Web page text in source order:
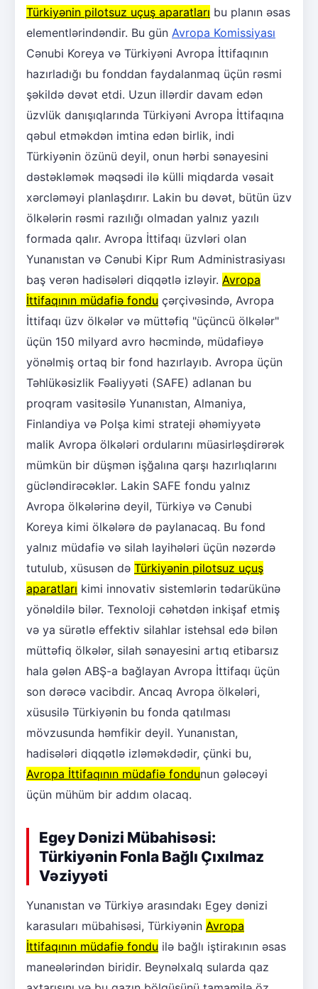
Türkiyənin pilotsuz uçuş aparatları bu planın əsas
elementlərindəndir. Bu gün Avropa Komissiyası
Cənubi Koreya və Türkiyəni Avropa İttifaqının
hazırladığı bu fonddan faydalanmaq üçün rəsmi
şəkildə dəvət etdi. Uzun illərdir davam edən
üzvlük danışıqlarında Türkiyəni Avropa İttifaqına
qəbul etməkdən imtina edən birlik, indi
Türkiyənin özünü deyil, onun hərbi sənayesini
dəstəkləmək məqsədi ilə külli miqdarda vəsait
xərcləməyi planlaşdırır. Lakin bu dəvət, bütün üzv
ölkələrin rəsmi razılığı olmadan yalnız yazılı
formada qalır. Avropa İttifaqı üzvləri olan
Yunanıstan və Cənubi Kipr Rum Administrasiyası
baş verən hadisələri diqqətlə izləyir. Avropa
İttifaqının müdafiə fondu çərçivəsində, Avropa
İttifaqı üzv ölkələr və müttəfiq "üçüncü ölkələr"
üçün 150 milyard avro həcmində, müdafiəyə
yönəlmiş ortaq bir fond hazırlayıb. Avropa üçün
Təhlükəsizlik Fəaliyyəti (SAFE) adlanan bu
proqram vasitəsilə Yunanıstan, Almaniya,
Finlandiya və Polşa kimi strateji əhəmiyyətə
malik Avropa ölkələri ordularını müasirləşdirərək
mümkün bir düşmən işğalına qarşı hazırlıqlarını
gücləndirəcəklər. Lakin SAFE fondu yalnız
Avropa ölkələrinə deyil, Türkiyə və Cənubi
Koreya kimi ölkələrə də paylanacaq. Bu fond
yalnız müdafiə və silah layihələri üçün nəzərdə
tutulub, xüsusən də Türkiyənin pilotsuz uçuş
aparatları kimi innovativ sistemlərin tədarükünə
yönəldilə bilər. Texnoloji cəhətdən inkişaf etmiş
və ya sürətlə effektiv silahlar istehsal edə bilən
müttəfiq ölkələr, silah sənayesini artıq etibarsız
hala gələn ABŞ-a bağlayan Avropa İttifaqı üçün
son dərəcə vacibdir. Ancaq Avropa ölkələri,
xüsusilə Türkiyənin bu fonda qatılması
mövzusunda həmfikir deyil. Yunanıstan,
hadisələri diqqətlə izləməkdədir, çünki bu,
Avropa İttifaqının müdafiə fondunun gələcəyi
üçün mühüm bir addım olacaq.
Egey Dənizi Mübahisəsi:
Türkiyənin Fonla Bağlı Çıxılmaz
Vəziyyəti
Yunanıstan və Türkiyə arasındakı Egey dənizi
karasuları mübahisəsi, Türkiyənin Avropa
İttifaqının müdafiə fondu ilə bağlı iştirakının əsas
maneələrindən biridir. Beynəlxalq sularda qaz